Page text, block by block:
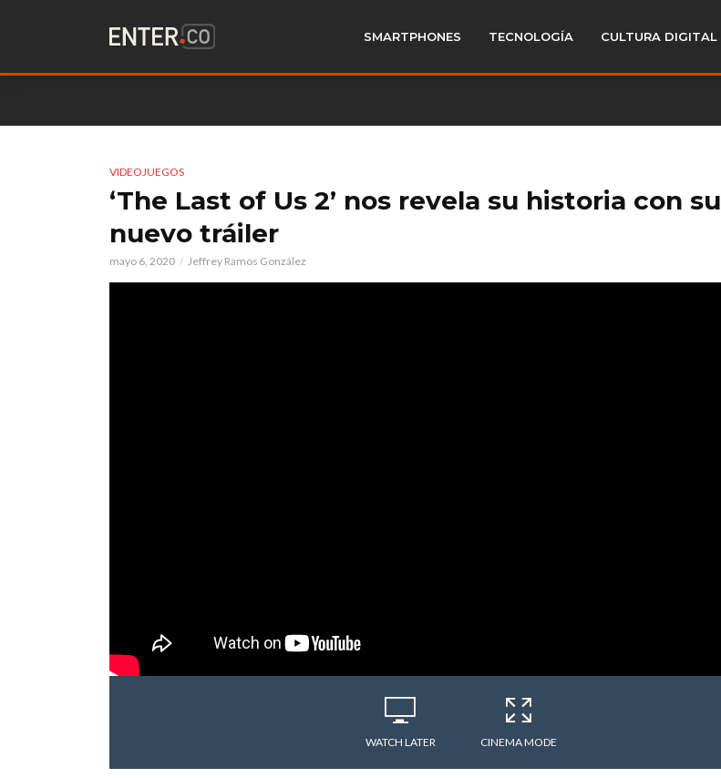
SMARTPHONES TECNOLOGÍA CULTURA DIGITAL
VIDEOJUEGOS
‘The Last of Us 2’ nos revela su historia con su
nuevo tráiler
mayo 6, 2020 Jeffrey Ramos González
WATCH LATER CINEMA MODE